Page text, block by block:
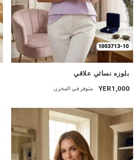
بلوزه نسائي علاقي
YER1,000 متوفر في المخزن